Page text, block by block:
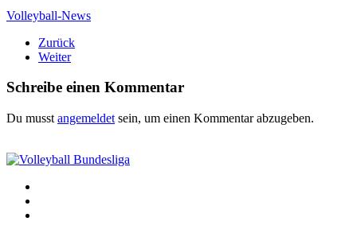
Volleyball-News
Zurück
Weiter
Schreibe einen Kommentar
Du musst angemeldet sein, um einen Kommentar abzugeben.